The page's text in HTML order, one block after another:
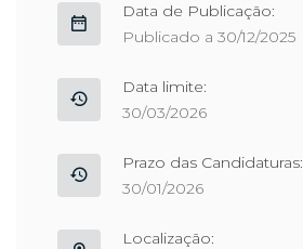
Data de Publicação:
Publicado a 30/12/2025
Data limite:
30/03/2026
Prazo das Candidaturas:
30/01/2026
Localização: